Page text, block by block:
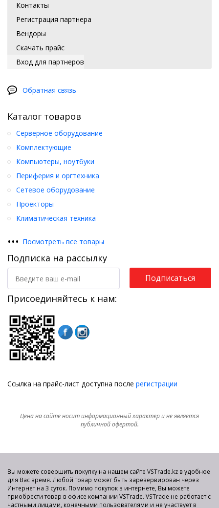
Контакты
Регистрация партнера
Вендоры
Скачать прайс
Вход для партнеров
Обратная связь
Каталог товаров
Серверное оборудование
Комплектующие
Компьютеры, ноутбуки
Периферия и оргтехника
Сетевое оборудование
Проекторы
Климатическая техника
••• Посмотреть все товары
Подписка на рассылку
Подписаться
Присоединяйтесь к нам:
Ссылка на прайс-лист доступна после регистрации
Цена на сайте носит информационный характер и не является
публичной офертой.
Вы можете совершить покупку на нашем сайте VSTrade.kz в удобное
для Вас время. Любой товар может быть зарезервирован через
Интернет на 3 суток. Помимо покупок в интернете, Вы можете
приобрести товар в офисе компании VSTrade. VSTrade не работает с
частными лицами, конечными пользователями и не участвует в